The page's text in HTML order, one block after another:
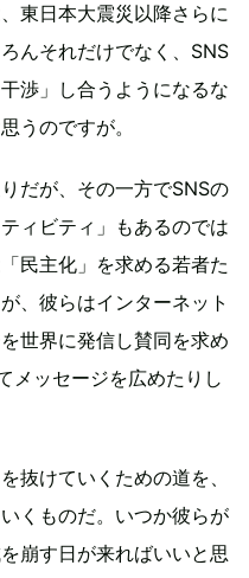
東日本大震災以降さらに
んそれだけでなく、SNS
渉」し合うようになるな
うのですが。
だが、その一方でSNSの
ィビティ」もあるのでは
民主化」を求める若者た
、彼らはインターネット
世界に発信し賛同を求め
メッセージを広めたりし
抜けていくための道を、
くものだ。いつか彼らが
崩す日が来ればいいと思